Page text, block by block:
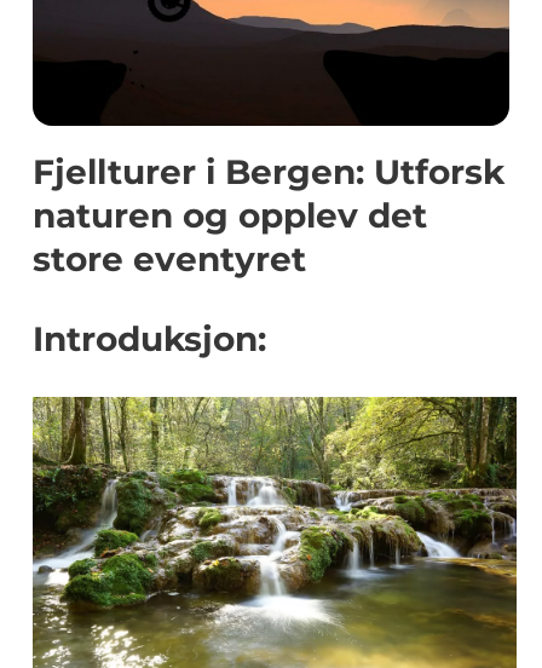
Fjellturer i Bergen: Utforsk
naturen og opplev det
store eventyret
Introduksjon: